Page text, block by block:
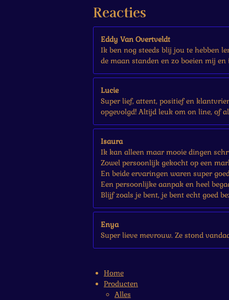
Reacties
Eddy Van Overtveldt
Ik ben nog steeds blij jou te hebben
de maan standen en zo boeien mij
Lucie
Super lief, attent, positief en
opgevolgd! Altijd leuk om on line, of
Isaura
Ik kan alleen maar mooie dingen
Zowel persoonlijk gekocht op een
En beide ervaringen waren super
Een persoonlijke aanpak en heel
Blijf zoals je bent, je bent echt goed
Enya
Super lieve mevrouw. Ze stond
Home
Producten
Alles